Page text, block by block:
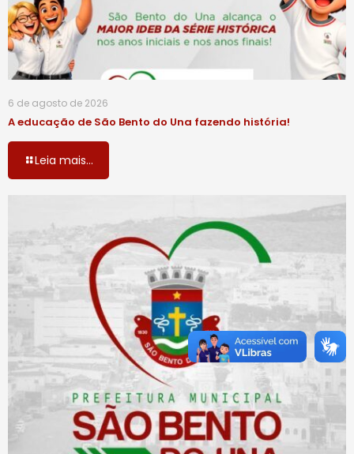
6 de agosto de 2026
A educação de São Bento do Una fazendo história!
Leia mais...